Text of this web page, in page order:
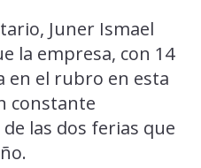
Juner Ismael
la empresa, con 14
en el rubro en esta
constante
las dos ferias que